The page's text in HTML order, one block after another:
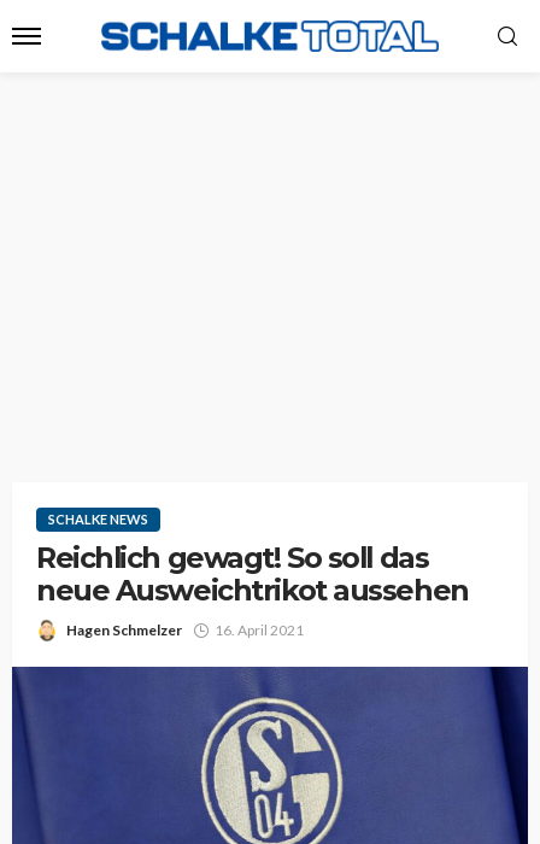
SCHALKE NEWS
Reichlich gewagt! So soll das
neue Ausweichtrikot aussehen
Hagen Schmelzer 16. April 2021